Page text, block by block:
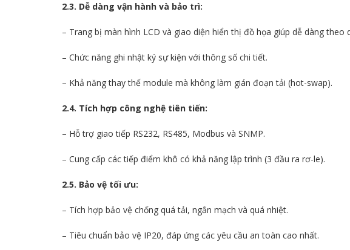
2.3. Dễ dàng vận hành và bảo trì:
– Trang bị màn hình LCD và giao diện hiển thị đồ họa giúp dễ dàng theo
– Chức năng ghi nhật ký sự kiện với thông số chi tiết.
– Khả năng thay thế module mà không làm gián đoạn tải (hot-swap).
2.4. Tích hợp công nghệ tiên tiến:
– Hỗ trợ giao tiếp RS232, RS485, Modbus và SNMP.
– Cung cấp các tiếp điểm khô có khả năng lập trình (3 đầu ra rơ-le).
2.5. Bảo vệ tối ưu:
– Tích hợp bảo vệ chống quá tải, ngắn mạch và quá nhiệt.
– Tiêu chuẩn bảo vệ IP20, đáp ứng các yêu cầu an toàn cao nhất.